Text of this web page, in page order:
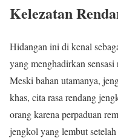
Kelezatan
Hidangan ini di kenal
yang menghadirkan
Meski bahan utamanya,
khas, cita rasa rendang
orang karena perpaduan
jengkol yang lembut